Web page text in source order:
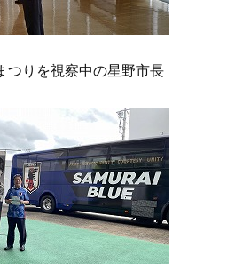
つりを視察中の星野市長